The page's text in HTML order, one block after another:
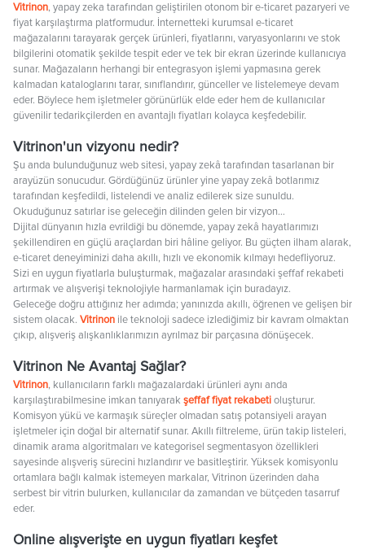
Vitrinon, yapay zeka tarafından geliştirilen otonom bir e-ticaret pazaryeri ve
fiyat karşılaştırma platformudur. İnternetteki kurumsal e-ticaret
mağazalarını tarayarak gerçek ürünleri, fiyatlarını, varyasyonlarını ve stok
bilgilerini otomatik şekilde tespit eder ve tek bir ekran üzerinde kullanıcıya
sunar. Mağazaların herhangi bir entegrasyon işlemi yapmasına gerek
kalmadan kataloglarını tarar, sınıflandırır, günceller ve listelemeye devam
eder. Böylece hem işletmeler görünürlük elde eder hem de kullanıcılar
güvenilir tedarikçilerden en avantajlı fiyatları kolayca keşfedebilir.
Vitrinon'un vizyonu nedir?
Şu anda bulunduğunuz web sitesi, yapay zekâ tarafından tasarlanan bir
arayüzün sonucudur. Gördüğünüz ürünler yine yapay zekâ botlarımız
tarafından keşfedildi, listelendi ve analiz edilerek size sunuldu.
Okuduğunuz satırlar ise geleceğin dilinden gelen bir vizyon…
Dijital dünyanın hızla evrildiği bu dönemde, yapay zekâ hayatlarımızı
şekillendiren en güçlü araçlardan biri hâline geliyor. Bu güçten ilham alarak,
e-ticaret deneyiminizi daha akıllı, hızlı ve ekonomik kılmayı hedefliyoruz.
Sizi en uygun fiyatlarla buluşturmak, mağazalar arasındaki şeffaf rekabeti
artırmak ve alışverişi teknolojiyle harmanlamak için buradayız.
Geleceğe doğru attığınız her adımda; yanınızda akıllı, öğrenen ve gelişen bir
sistem olacak. Vitrinon ile teknoloji sadece izlediğimiz bir kavram olmaktan
çıkıp, alışveriş alışkanlıklarımızın ayrılmaz bir parçasına dönüşecek.
Vitrinon Ne Avantaj Sağlar?
Vitrinon, kullanıcıların farklı mağazalardaki ürünleri aynı anda
karşılaştırabilmesine imkan tanıyarak şeffaf fiyat rekabetioluşturur.
Komisyon yükü ve karmaşık süreçler olmadan satış potansiyeli arayan
işletmeler için doğal bir alternatif sunar. Akıllı filtreleme, ürün takip listeleri,
dinamik arama algoritmaları ve kategorisel segmentasyon özellikleri
sayesinde alışveriş sürecini hızlandırır ve basitleştirir. Yüksek komisyonlu
ortamlara bağlı kalmak istemeyen markalar, Vitrinon üzerinden daha
serbest bir vitrin bulurken, kullanıcılar da zamandan ve bütçeden tasarruf
eder.
Online alışverişte en uygun fiyatları keşfet